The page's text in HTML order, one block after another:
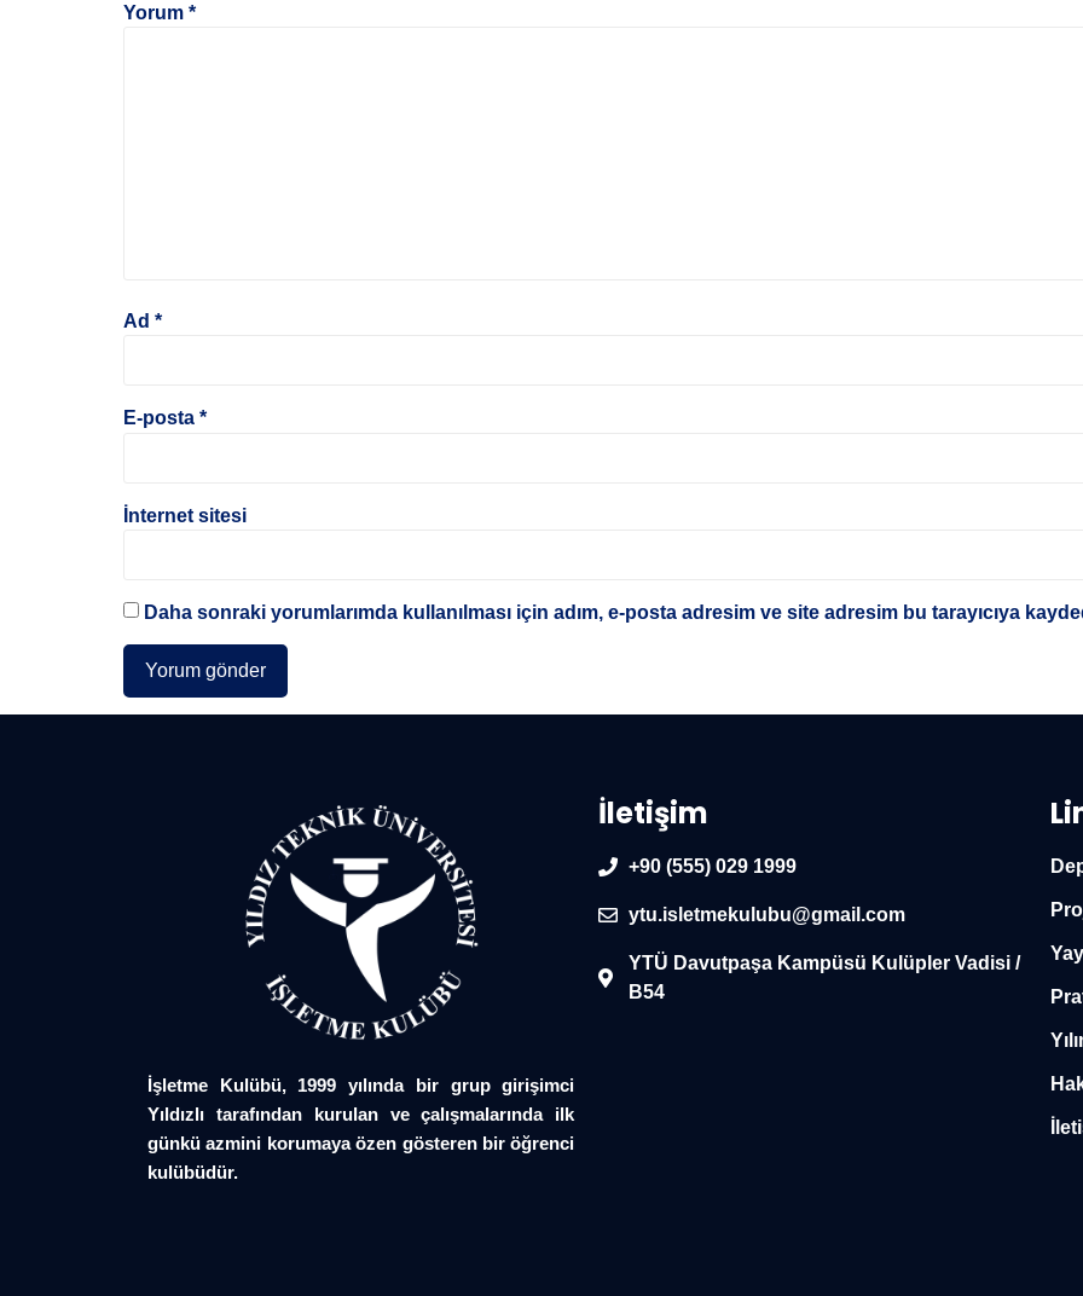
Yorum *
Ad *
E-posta *
İnternet sitesi
Daha sonraki yorumlarımda kullanılması için adım, e-posta adresim ve site adresim bu tarayıcıya
İşletme Kulübü, 1999 yılında bir grup girişimci
Yıldızlı tarafından kurulan ve çalışmalarında ilk
günkü azmini korumaya özen gösteren bir öğrenci
kulübüdür.
İletişim
+90 (555) 029 1999
ytu.isletmekulubu@gmail.com
YTÜ Davutpaşa Kampüsü Kulüpler Vadisi /
B54